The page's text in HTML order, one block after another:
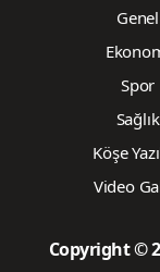
Genel
Spor
Sağlık
Köşe
Video
Copyright ©